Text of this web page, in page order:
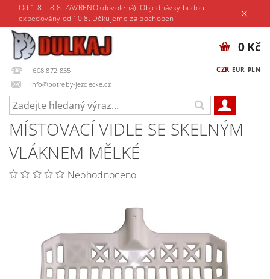
Od 1.8. - 8.8. ZAVŘENO (dovolená). Objednávky budou
expedovány od 10.8. Děkujeme za pochopení.
608 872 835
info@potreby-jezdecke.cz
CZK EUR PLN
0 Kč
MÍSTOVACÍ VIDLE SE SKELNÝM
VLÁKNEM MĚLKÉ
Neohodnoceno